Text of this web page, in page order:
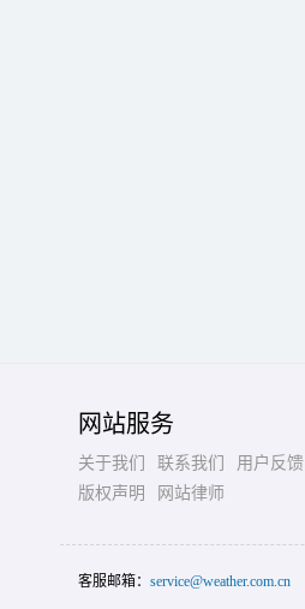
网站服务
关于我们 联系我们
用户反馈
版权声明
网站律师
客服邮箱： service@weather.com.cn